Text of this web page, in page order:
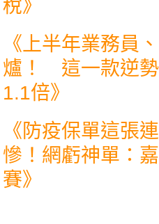
稅》
《 上半年業務員
爐！ 這一款逆勢
1.1倍》
《 防疫保單這張
慘！網虧神單：
賽》